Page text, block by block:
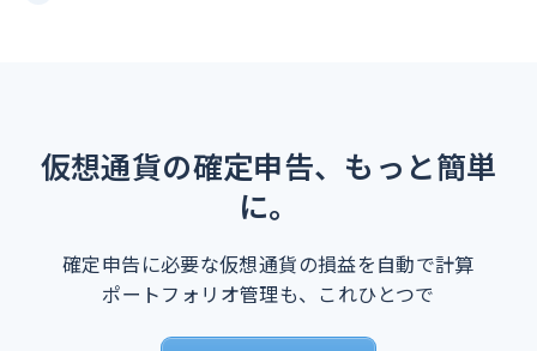
仮想通貨の確定申告、もっと簡単
に。
確定申告に必要な仮想通貨の損益を自動で計算
ポートフォリオ管理も、これひとつで